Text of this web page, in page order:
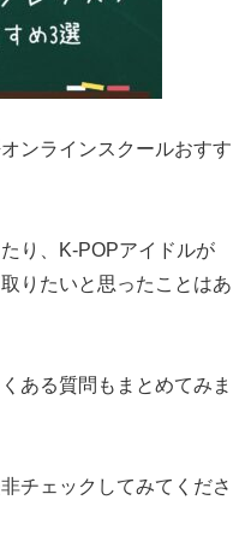
ンラインスクールおすす
り、K-POPアイドルが
りたいと思ったことはあ
ある質問もまとめてみま
チェックしてみてくださ